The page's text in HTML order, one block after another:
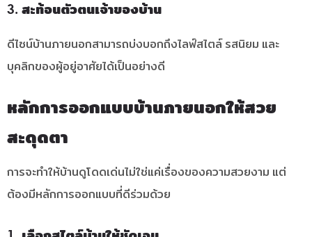
3. สะท้อนตัวตนเจ้าของบ้าน
ดีไซน์บ้านภายนอกสามารถบ่งบอกถึงไลฟ์สไตล์ รสนิยม และ
บุคลิกของผู้อยู่อาศัยได้เป็นอย่างดี
หลักการออกแบบบ้านภายนอกให้สวย
สะดุดตา
การจะทำให้บ้านดูโดดเด่นไม่ใช่แค่เรื่องของความสวยงาม แต่
ต้องมีหลักการออกแบบที่ดีร่วมด้วย